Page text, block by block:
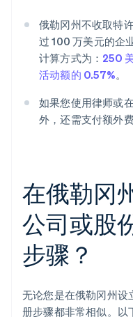
俄勒冈州不收取特
过 100 万美元的企
计算方式为： 250
活动额的 0.57%。
如果您使用律师或
外，还需支付额外费
在俄勒冈
公司或股
步骤？
无论您是在俄勒冈州设
册步骤都非常相似。以